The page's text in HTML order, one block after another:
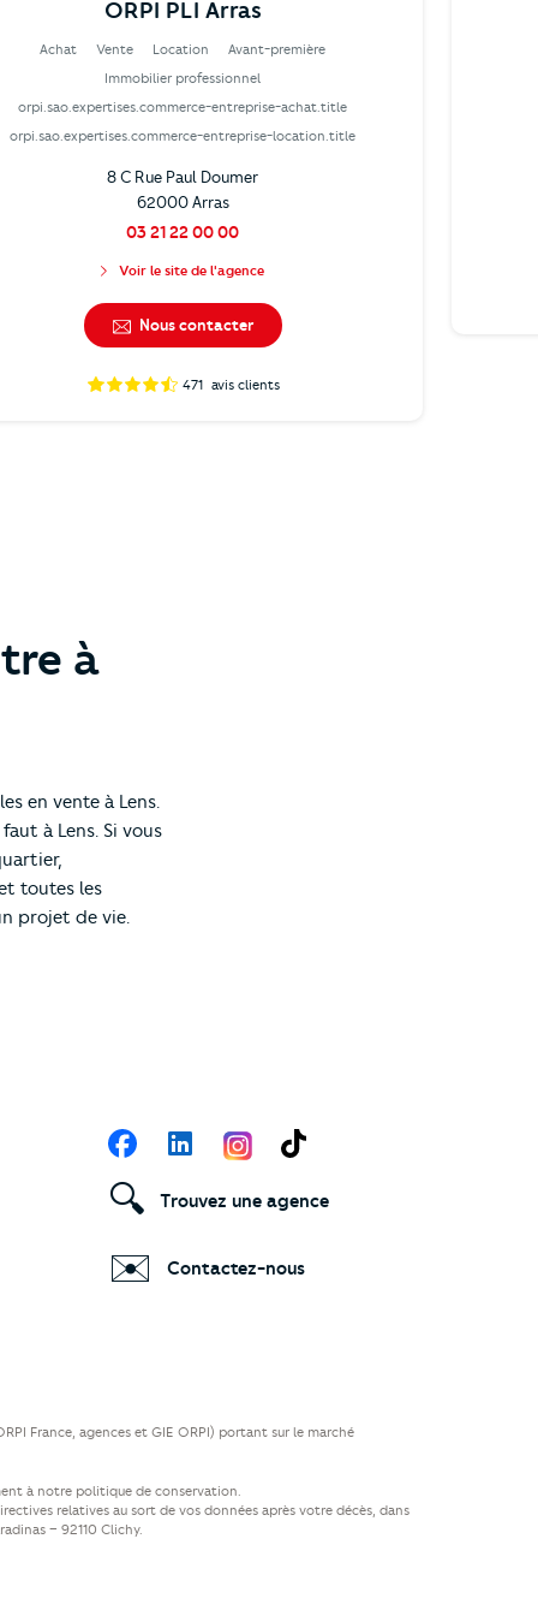
ORPI PLI Arras
Achat Vente Location
Avant-première
Immobilier professionnel
orpi.sao.expertises.commerce-entreprise-achat.title
orpi.sao.expertises.commerce-entreprise-location.title
8 C Rue Paul Doumer
62000 Arras
03 21 22 00 00
Voir le site de l'agence
Nous contacter
471 avis clients
à
en vente à Lens.
à Lens. Si vous
toutes les
projet de vie.
Suivez-nous
FacebookLinkedIn TikTok
🔍 Trouvez une agence
✉️ Contactez-nous
France, agences et GIE ORPI) portant sur le marché
à notre politique de conservation.
relatives au sort de vos données après votre décès, dans
– 92110 Clichy.